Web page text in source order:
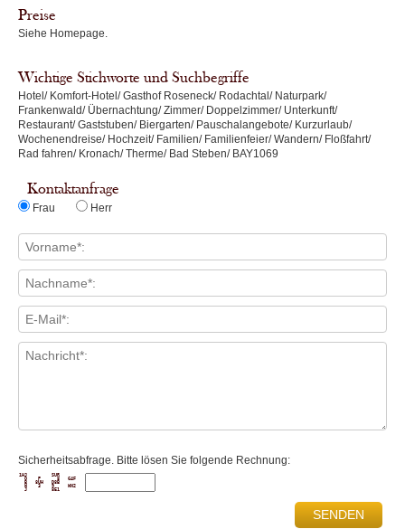
Preise
Siehe Homepage.
Wichtige Stichworte und Suchbegriffe
Hotel/ Komfort-Hotel/ Gasthof Roseneck/ Rodachtal/ Naturpark/
Frankenwald/ Übernachtung/ Zimmer/ Doppelzimmer/ Unterkunft/
Restaurant/ Gaststuben/ Biergarten/ Pauschalangebote/ Kurzurlaub/
Wochenendreise/ Hochzeit/ Familien/ Familienfeier/ Wandern/ Floßfahrt/
Rad fahren/ Kronach/ Therme/ Bad Steben/ BAY1069
Kontaktanfrage
Frau Herr
Sicherheitsabfrage. Bitte lösen Sie folgende Rechnung:
1HJ         SUR
  O    P      8   G4F
  B   8UH   D8B
  W    3    9     WN2